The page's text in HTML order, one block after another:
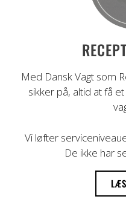
Med Dansk Vagt som
sikker på, altid at få
Vi løfter
De ikke har